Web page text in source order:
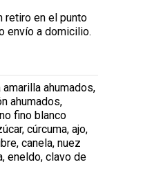
retiro en el punto
envío a domicilio.
ahumados,
ahumados,
fino blanco
cúrcuma, ajo,
canela, nuez
eneldo, clavo de